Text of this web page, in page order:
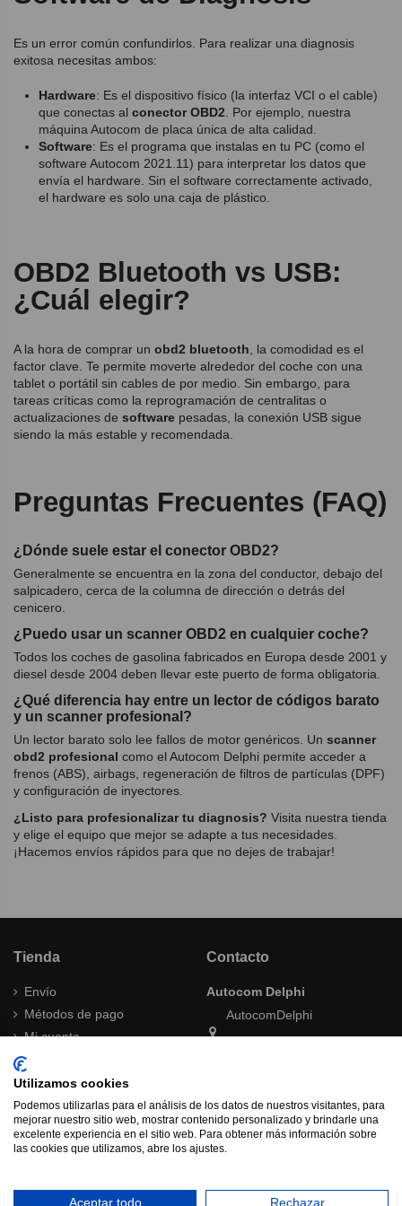
Es un error común confundirlos. Para realizar una diagnosis
exitosa necesitas ambos:
Hardware: Es el dispositivo físico (la interfaz VCI o el cable)
que conectas al conector OBD2 . Por ejemplo, nuestra
máquina Autocom de placa única de alta calidad
Software: Es el programa que instalas en tu PC (como el
software Autocom 2021.11) para interpretar los datos que
envía el hardware. Sin el software correctamente activado,
el hardware es solo una caja de plástico.
OBD2 Bluetooth vs USB:
¿Cuál elegir?
A la hora de comprar un obd2 bluetooth , la comodidad es el
factor clave. Te permite moverte alrededor del coche con una
tablet o portátil sin cables de por medio. Sin embargo, para
tareas críticas como la reprogramación de centralitas o
actualizaciones de software pesadas, la conexión USB sigue
siendo la más estable y recomendada.
Preguntas Frecuentes (FAQ)
¿Dónde suele estar el conector OBD2?
Generalmente se encuentra en la zona del conductor, debajo del
salpicadero, cerca de la columna de dirección o detrás del
cenicero.
¿Puedo usar un scanner OBD2 en cualquier coche?
Todos los coches de gasolina fabricados en Europa desde 2001 y
diesel desde 2004 deben llevar este puerto de forma obligatoria.
¿Qué diferencia hay entre un lector de códigos barato
y un scanner profesional?
Un lector barato solo lee fallos de motor genéricos. Un scanner
obd2 profesional como el Autocom Delphi permite acceder a
frenos (ABS), airbags, regeneración de filtros de partículas (DPF)
y configuración de inyectores.
¿Listo para profesionalizar tu diagnosis? Visita nuestra tienda
y elige el equipo que mejor se adapte a tus necesidades.
¡Hacemos envíos rápidos para que no dejes de trabajar!
Tienda
Envío
Métodos de pago
Mi cuenta
Términos y condiciones
Política de cambios y
Aviso legal
Ofertas
Contacto
Autocom Delphi
AutocomDelphi
Contacta con nosotros
Utilizamos cookies
Podemos utilizarlas para el análisis de los datos de nuestros visitantes, para
mejorar nuestro sitio web, mostrar contenido personalizado y brindarle una
excelente experiencia en el sitio web. Para obtener más información sobre
las cookies que utilizamos, abre los ajustes.
Aceptar todo Rechazar